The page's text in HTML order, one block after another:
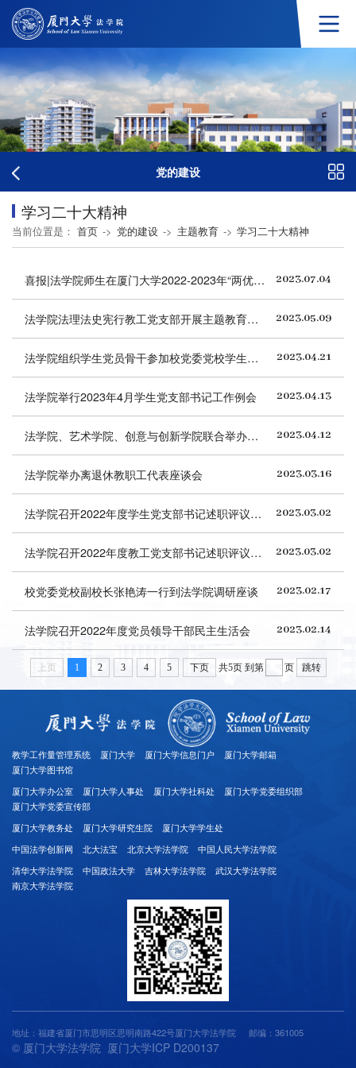
党的建设
学习二十大精神
当前位置是： 首页 -> 党的建设 -> 主题教育 -> 学习二十大精神
喜报|法学院师生在厦门大学2022-2023年“两优一先”评选中喜获表彰 2023.07.04
法学院法理法史宪行教工党支部开展主题教育第一次集中学习交流活动 2023.05.09
法学院组织学生党员骨干参加校党委党校学生党支部书记、副书记、委员党务工作能力提升班 2023.04.21
法学院举行2023年4月学生党支部书记工作例会 2023.04.13
法学院、艺术学院、创意与创新学院联合举办校党委党校第91期党的基本知识学习班 2023.04.12
法学院举办离退休教职工代表座谈会 2023.03.16
法学院召开2022年度学生党支部书记述职评议考核会 2023.03.02
法学院召开2022年度教工党支部书记述职评议考核会 2023.03.02
校党委党校副校长张艳涛一行到法学院调研座谈 2023.02.17
法学院召开2022年度党员领导干部民主生活会 2023.02.14
上页 1 2 3 4 5 下页 共5页 到第 页 跳转
教学工作量管理系统 厦门大学 厦门大学信息门户
厦门大学邮箱
厦门大学图书馆
厦门大学办公室
厦门大学人事处 厦门大学社科处
厦门大学党委组织部
厦门大学党委宣传部
厦门大学教务处
厦门大学研究生院
厦门大学学生处
中国法学创新网
北大法宝 北京大学法学院
中国人民大学法学院
清华大学法学院
中国政法大学 吉林大学法学院
武汉大学法学院
南京大学法学院
地址：福建省厦门市思明区思明南路422号厦门大学法学院 邮编：361005
© 厦门大学法学院 厦门大学ICP D200137